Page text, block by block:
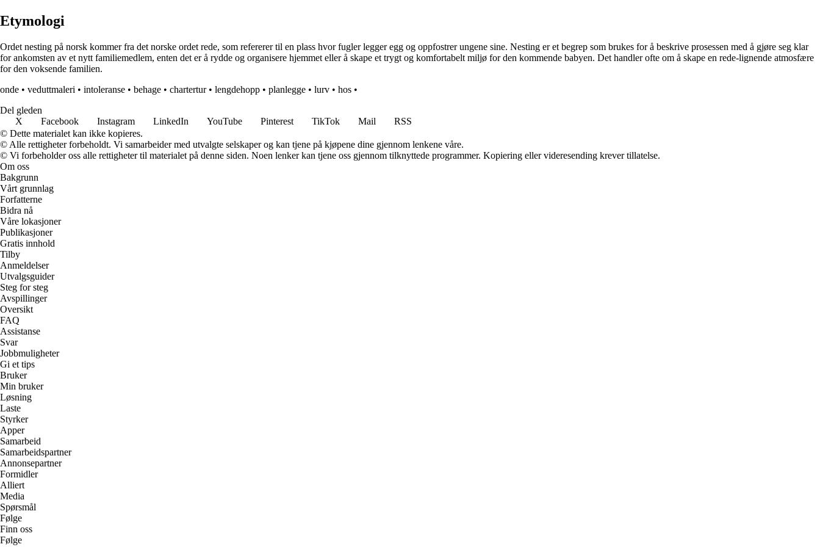
Etymologi
Ordet nesting på norsk kommer fra det norske ordet rede, som refererer til en plass hvor fugler legger egg og oppfostrer ungene sine. Nesting er et begrep som brukes for å beskrive prosessen med å gjøre seg klar
for ankomsten av et nytt familiemedlem, enten det er å rydde og organisere hjemmet eller å skape et trygt og komfortabelt miljø for den kommende babyen. Det handler ofte om å skape en rede-lignende atmosfære
for den voksende familien.
onde • veduttmaleri • intoleranse • behage • chartertur• lengdehopp • planlegge • lurv • hos •
Del gleden
X
Facebook Instagram LinkedIn YouTube Pinterest TikTok Mail
RSS
© Dette materialet kan ikke kopieres.
© Alle rettigheter forbeholdt. Vi samarbeider med utvalgte selskaper og kan tjene på kjøpene dine gjennom lenkene våre.
© Vi forbeholder oss alle rettigheter til materialet på denne siden. Noen lenker kan tjene oss gjennom tilknyttede programmer. Kopiering eller videresending krever tillatelse.
Om oss
Bakgrunn
Vårt grunnlag
Forfatterne
Bidra nå
Våre lokasjoner
Publikasjoner
Gratis innhold
Tilby
Anmeldelser
Utvalgsguider
Steg for steg
Avspillinger
Oversikt
FAQ
Assistanse
Svar
Jobbmuligheter
Gi et tips
Bruker
Min bruker
Løsning
Laste
Styrker
Apper
Samarbeid
Samarbeidspartner
Annonsepartner
Formidler
Alliert
Media
Spørsmål
Følge
Finn oss
Følge